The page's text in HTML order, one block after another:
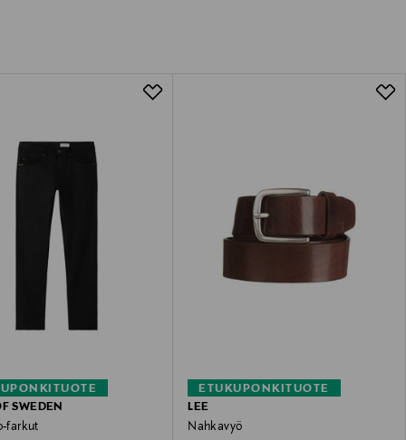
SWEDEN
farkut
ETUKUPONKITUOTE
LEE
Nahkavyö